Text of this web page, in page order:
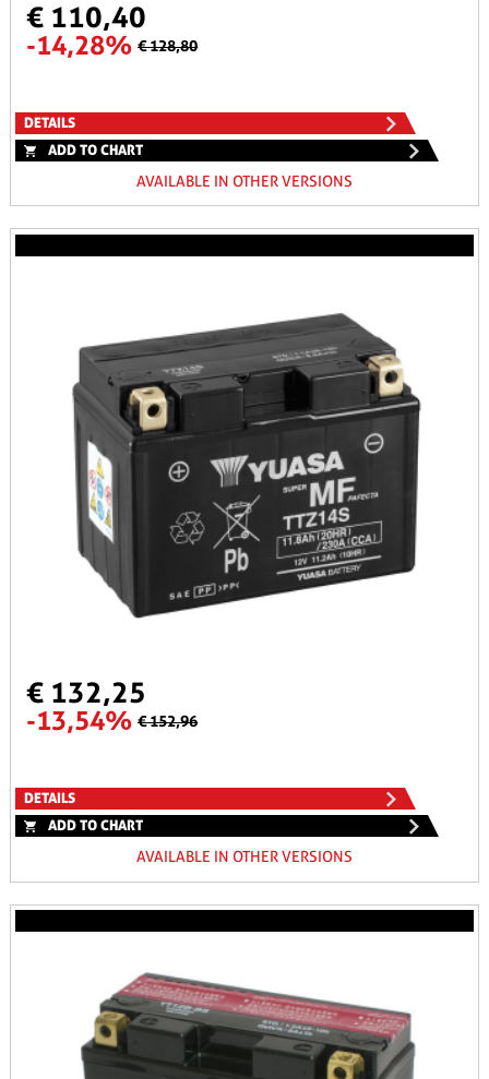
€ 110,40
-14,28% € 128,80
DETAILS
ADD TO CHART
AVAILABLE IN OTHER VERSIONS
€ 132,25
-13,54% € 152,96
DETAILS
ADD TO CHART
AVAILABLE IN OTHER VERSIONS